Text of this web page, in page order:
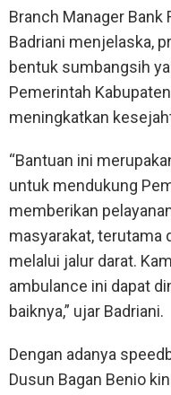
Branch Manager Bank
Badriani menjelaska,
bentuk sumbangsih
Pemerintah
meningkatkan
“Bantuan ini
untuk mendukung
memberikan
masyarakat, terutama
melalui jalur darat.
ambulance ini dapat
baiknya,” ujar Badriani.
Dengan adanya
Dusun Bagan Benio